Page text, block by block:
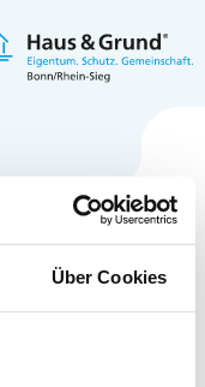
Über Cookies